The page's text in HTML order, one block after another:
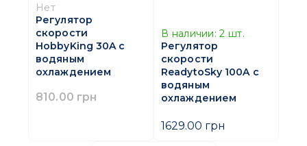
Нет
Регулятор
скорости
HobbyKing 30A с
водяным
охлаждением
810.00 грн
В наличии: 2 шт.
Регулятор
скорости
ReadytoSky 100A с
водяным
охлаждением
1629.00 грн